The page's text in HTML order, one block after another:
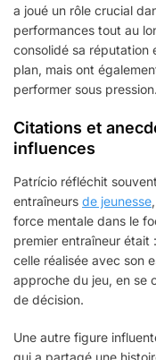
a joué un rôle crucial
performances tout au
consolidé sa réputation
plan, mais ont
performer sous pression.
Citations et
influences
Patrício réfléchit
entraîneurs de jeunesse
force mentale dans le
premier entraîneur était
celle réalisée avec son
approche du jeu, en se
de décision.
Une autre figure